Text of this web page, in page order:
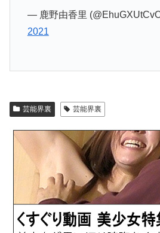
— 鹿野由香里
2021
芸能界裏 芸能界裏